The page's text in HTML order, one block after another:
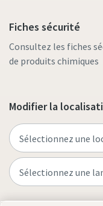
Fiches sécurité
Consultez les fiches
de produits chimiques
Modifier la